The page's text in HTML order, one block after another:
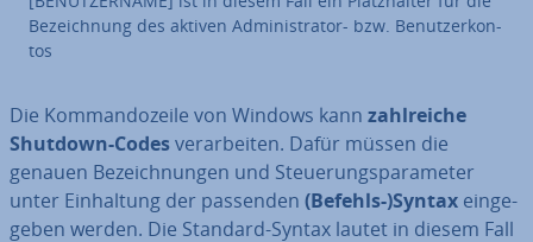
Be­zeich­nung des aktiven Ad­mi­nis­tra­tor- bzw. Be­nut­zer­kon­
tos
Die Kom­man­do­zei­le von Windows kann zahl­rei­che
Shutdown-Codesver­ar­bei­ten. Dafür müssen die
genauen Be­zeich­nun­gen und Steue­rungs­pa­ra­me­ter
unter Ein­hal­tung der passenden (Befehls-)Syntax ein­ge­
ge­ben werden. Die Standard-Syntax lautet in diesem Fall